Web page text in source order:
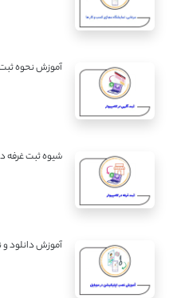
آموزش نحوه ثبت
شیوه ثبت غرفه در
آموزش دانلود و